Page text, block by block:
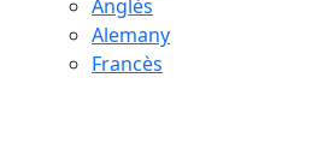
Anglès
Alemany
Francès